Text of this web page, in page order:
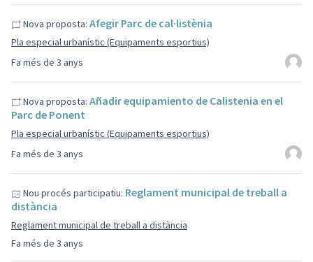
Fa més de 3 anys
Nova proposta: Afegir Parc de cal·listènia
Pla especial urbanístic (Equipaments esportius)
Fa més de 3 anys
Nova proposta: Añadir equipamiento de Calistenia en el
Parc de Ponent
Pla especial urbanístic (Equipaments esportius)
Fa més de 3 anys
Nou procés participatiu: Reglament municipal de treball a
distància
Reglament municipal de treball a distància